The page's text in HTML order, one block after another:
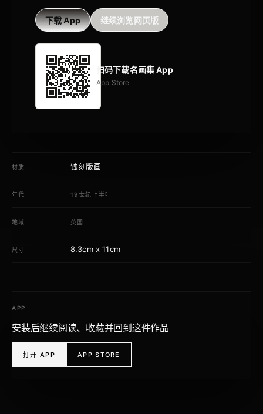
下载 App 继续浏览网页版
扫码下载名画集 App
App Store
材质 蚀刻版画
年代 19世纪上半叶
地域 英国
尺寸 8.3cm x 11cm
APP
安装后继续阅读、收藏并回到这件作品
打开 APP APP STORE